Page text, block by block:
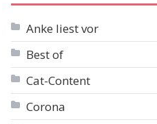
Anke liest vor
Best of
Cat-Content
Corona